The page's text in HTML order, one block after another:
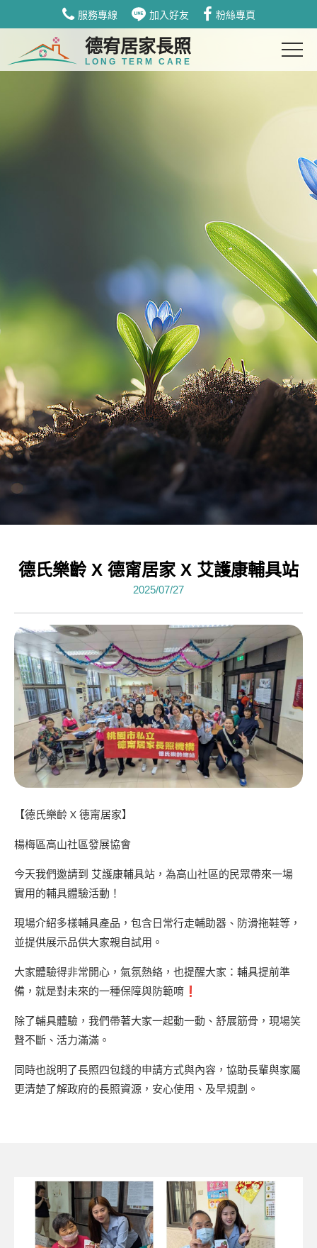
服務專線 加入好友 粉絲專頁
德宥居家長照
LONG TERM CARE
德氏樂齡 X 德甯居家 X 艾護康輔具站
2025/07/27
【德氏樂齡 X 德甯居家】
楊梅區高山社區發展協會
今天我們邀請到 艾護康輔具站，為高山社區的民眾帶來一場
實用的輔具體驗活動！
現場介紹多樣輔具產品，包含日常行走輔助器、防滑拖鞋等，
並提供展示品供大家親自試用。
大家體驗得非常開心，氣氛熱絡，也提醒大家：輔具提前準
備，就是對未來的一種保障與防範唷❗
除了輔具體驗，我們帶著大家一起動一動、舒展筋骨，現場笑
聲不斷、活力滿滿。
同時也說明了長照四包錢的申請方式與內容，協助長輩與家屬
更清楚了解政府的長照資源，安心使用、及早規劃。